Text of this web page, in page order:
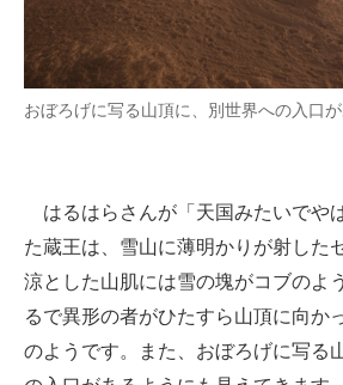
おぼろげに写る山頂に、別世界への入口
はるはらさんが「天国みたいでや
た蔵王は、雪山に薄明かりが射した
涼とした山肌には雪の塊がコブのよ
るで異形の者がひたすら山頂に向か
のようです。また、おぼろげに写る